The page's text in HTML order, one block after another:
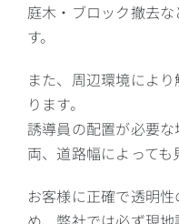
庭木・ブロック撤去
す。
また、周辺環境によ
ります。
誘導員の配置が必要
両、道路幅によっても
お客様に正確で透明